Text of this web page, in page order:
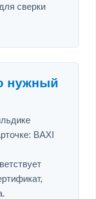
сверки
нужный
BAXI